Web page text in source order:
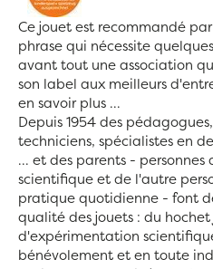
Ce jouet est recommandé
phrase qui nécessite
avant tout une association
son label aux meilleurs
en savoir plus ...
Depuis 1954 des
techniciens, spécialistes en
... et des parents -
scientifique et de l'autre
pratique quotidienne - font
qualité des jouets : du
d'expérimentation
bénévolement et en toute